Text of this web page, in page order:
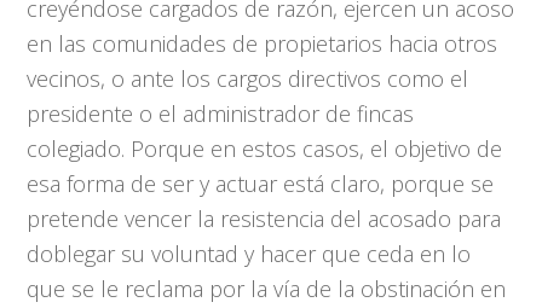
creyéndose cargados de razón, ejercen un acoso
en las comunidades de propietarios hacia otros
vecinos, o ante los cargos directivos como el
presidente o el administrador de fincas
colegiado. Porque en estos casos, el objetivo de
esa forma de ser y actuar está claro, porque se
pretende vencer la resistencia del acosado para
doblegar su voluntad y hacer que ceda en lo
que se le reclama por la vía de la obstinación en